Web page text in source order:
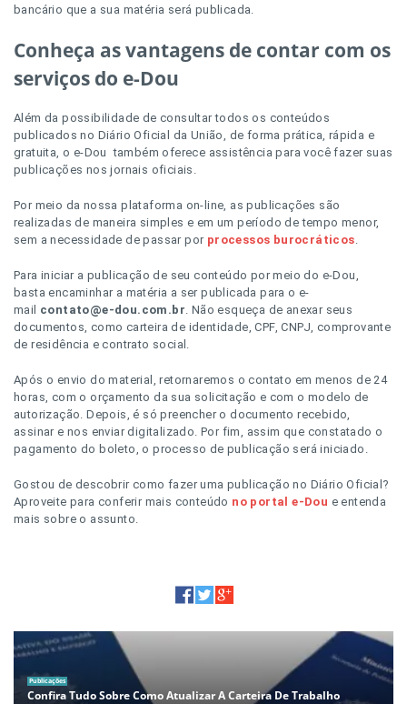
bancário que a sua matéria será publicada.
Conheça as vantagens de contar com os
serviços do e-Dou
Além da possibilidade de consultar todos os conteúdos
publicados no Diário Oficial da União, de forma prática, rápida e
gratuita, o e-Dou também oferece assistência para você fazer suas
publicações nos jornais oficiais.
Por meio da nossa plataforma on-line, as publicações são
realizadas de maneira simples e em um período de tempo menor,
sem a necessidade de passar por processos burocráticos
Para iniciar a publicação de seu conteúdo por meio do e-Dou,
basta encaminhar a matéria a ser publicada para o e-
mail contato@e-dou.com.br . Não esqueça de anexar seus
documentos, como carteira de identidade, CPF, CNPJ, comprovante
de residência e contrato social.
Após o envio do material, retornaremos o contato em menos de 24
horas, com o orçamento da sua solicitação e com o modelo de
autorização. Depois, é só preencher o documento recebido,
assinar e nos enviar digitalizado. Por fim, assim que constatado o
pagamento do boleto, o processo de publicação será iniciado.
Gostou de descobrir como fazer uma publicação no Diário Oficial?
Aproveite para conferir mais conteúdo no portal e-Dou e entenda
mais sobre o assunto.
Publicações
Confira Tudo Sobre Como Atualizar A Carteira De Trabalho